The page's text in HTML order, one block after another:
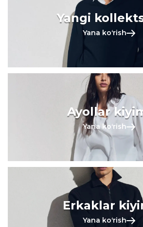
Yangi
Yana koʻrish
Ayollar
Yana koʻrish
Erkaklar
Yana koʻrish